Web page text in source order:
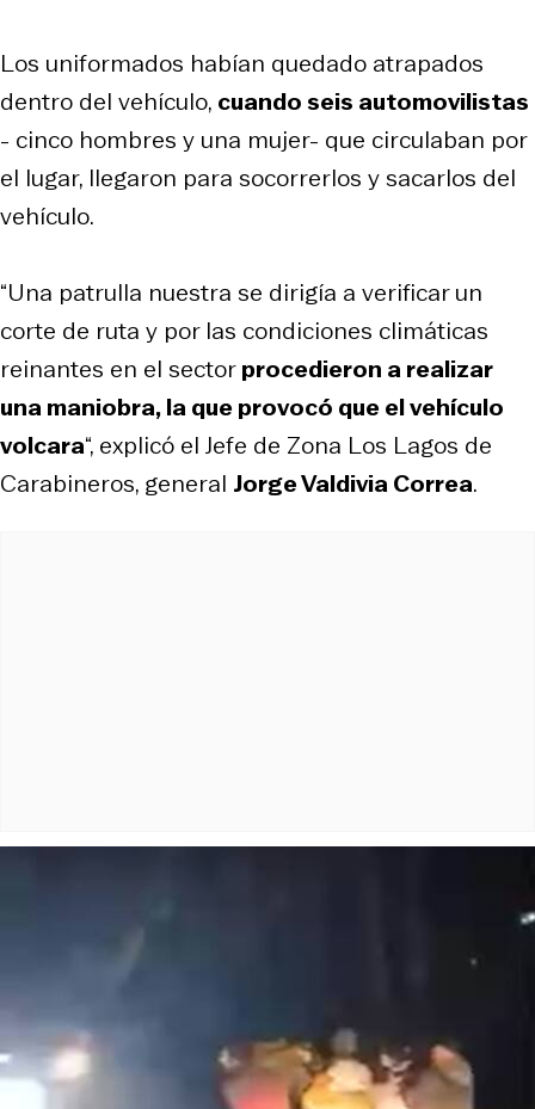
Los uniformados habían quedado atrapados
dentro del vehículo, cuando seis automovilistas
- cinco hombres y una mujer- que circulaban por
el lugar, llegaron para socorrerlos y sacarlos del
vehículo.
“Una patrulla nuestra se dirigía a verificar un
corte de ruta y por las condiciones climáticas
reinantes en el sectorprocedieron a realizar
una maniobra, la que provocó que el vehículo
volcara“, explicó el Jefe de Zona Los Lagos de
Carabineros, general Jorge Valdivia Correa.